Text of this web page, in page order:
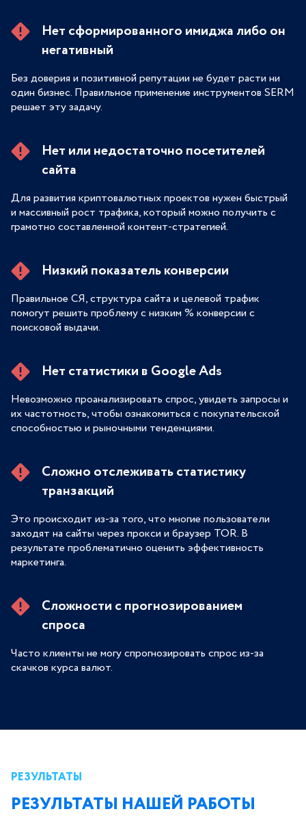
Нет сформированного имиджа либо он
негативный
Без доверия и позитивной репутации не будет расти ни
один бизнес. Правильное применение инструментов SERM
решает эту задачу.
Нет или недостаточно посетителей
сайта
Для развития криптовалютных проектов нужен быстрый
и массивный рост трафика, который можно получить с
грамотно составленной контент-стратегией.
Низкий показатель конверсии
Правильное СЯ, структура сайта и целевой трафик
помогут решить проблему с низким % конверсии с
поисковой выдачи.
Нет статистики в Google Ads
Невозможно проанализировать спрос, увидеть запросы и
их частотность, чтобы ознакомиться с покупательской
способностью и рыночными тенденциями.
Сложно отслеживать статистику
транзакций
Это происходит из-за того, что многие пользователи
заходят на сайты через прокси и браузер TOR. В
результате проблематично оценить эффективность
маркетинга.
Сложности с прогнозированием
спроса
Часто клиенты не могу спрогнозировать спрос из-за
скачков курса валют.
РЕЗУЛЬТАТЫ
РЕЗУЛЬТАТЫ НАШЕЙ РАБОТЫ